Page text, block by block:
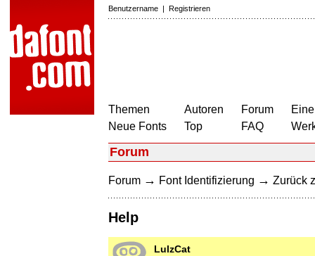
Benutzername | Registrieren
Themen
Neue Fonts
Autoren
Top
Forum
FAQ
Forum
Forum → Font Identifizierung → Zurück
Help
LulzCat